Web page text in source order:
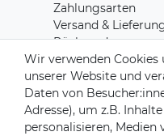
Zahlungsarten
Versand &
Rücksendungen
Kontakt zu uns
Zahlungsanbieter
Wir verwenden Cookies
unserer Website und
Daten von
Adresse), um z.B.
personalisieren,